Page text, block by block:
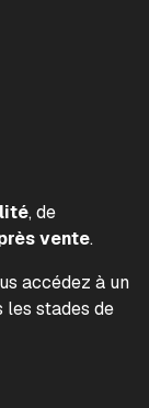
, de
vente.
accédez à un
les stades de